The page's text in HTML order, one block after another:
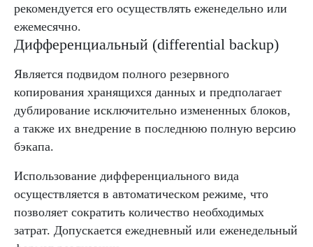
рекомендуется его осуществлять еженедельно или
ежемесячно.
Дифференциальный (differential backup)
Является подвидом полного резервного
копирования хранящихся данных и предполагает
дублирование исключительно измененных блоков,
а также их внедрение в последнюю полную версию
бэкапа.
Использование дифференциального вида
осуществляется в автоматическом режиме, что
позволяет сократить количество необходимых
затрат. Допускается ежедневный или еженедельный